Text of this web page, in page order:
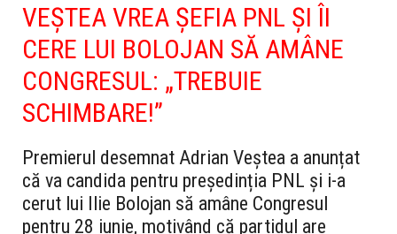
VEȘTEA VREA ȘEFIA PNL ȘI ÎI
CERE LUI BOLOJAN SĂ AMÂNE
CONGRESUL: „TREBUIE
SCHIMBARE!”
Premierul desemnat Adrian Veștea a anunțat
că va candida pentru președinția PNL și i-a
cerut lui Ilie Bolojan să amâne Congresul
pentru 28 iunie, motivând că partidul are